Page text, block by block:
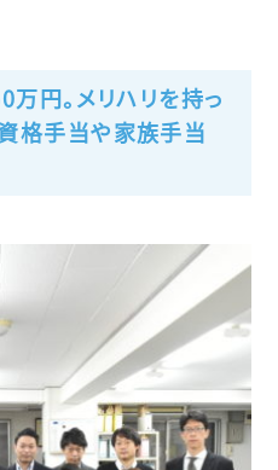
円。メリハリを持っ
格手当や家族手当